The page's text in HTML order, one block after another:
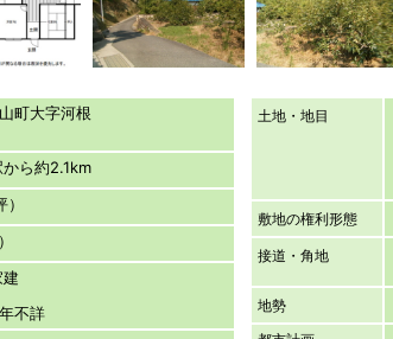
山町大字河根
から約2.1km
建
不詳
土地・地目
敷地の権利形態
接道・角地
地勢